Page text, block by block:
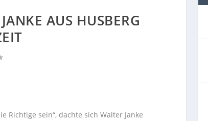
AUS HUSBERG
Richtige sein“, dachte sich Walter Janke